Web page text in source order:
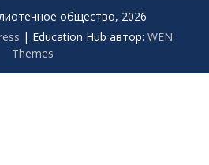
общество, 2026
| Education Hub автор: WEN
Themes